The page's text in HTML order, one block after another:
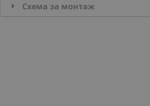
Схема за монтаж